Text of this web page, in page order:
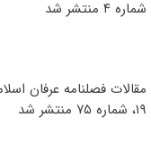
شماره ۴ منتشر شد
مقالات فصلنامه عرفان
۱۹، شماره ۷۵ منتشر شد